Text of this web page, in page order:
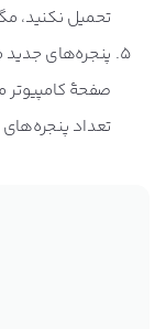
تحمیل نکنید،
پنجره‌های جدید
صفحۀ
تعداد پنجره‌های